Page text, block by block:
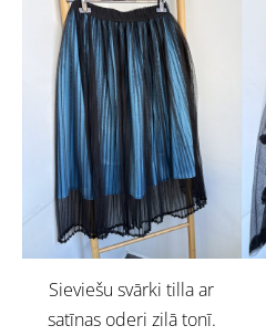
Sieviešu svārki tilla ar
satīnas oderi zilā tonī.